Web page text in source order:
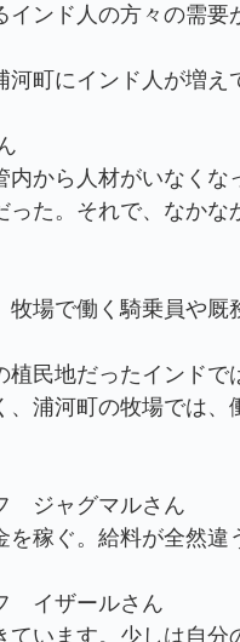
インド人の方々の需
河町にインド人が増え
内から人材がいなく
った。それで、なか
牧場で働く騎乗員や厩
植民地だったインド
、浦河町の牧場では
ジャグマルさん
を稼ぐ。給料が全然違
イザールさん
ています。少しは自